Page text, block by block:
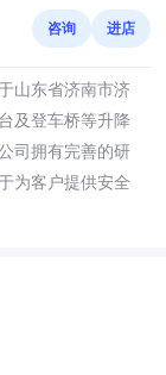
咨询 进店
山东省济南市济
及登车桥等升降
司拥有完善的研
为客户提供安全